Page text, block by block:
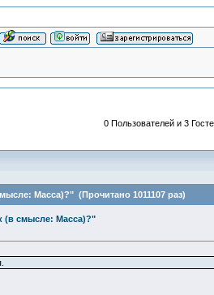
0 Пользователей и 3
Масса)?" (Прочитано 1011107 раз)
(в смысле: Масса)?"